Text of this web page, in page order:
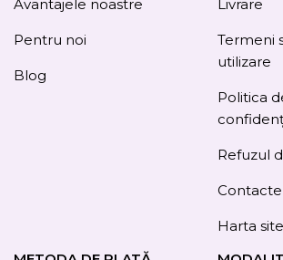
Avantajele noastre
Pentru noi
Blog
Livrare
Termeni
utilizare
Politica
Refuzul
Contacte
Harta